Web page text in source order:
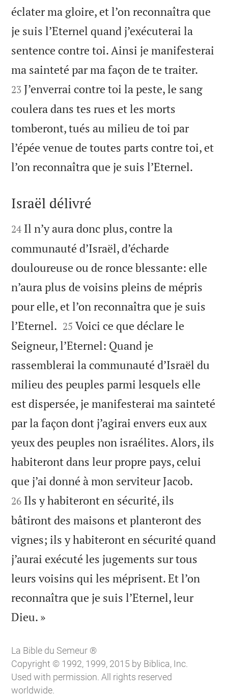
éclater ma gloire, et l’on reconnaîtra que
je suis l’Eternel quand j’exécuterai la
sentence contre toi. Ainsi je manifesterai
ma sainteté par ma façon de te traiter.
23 J’enverrai contre toi la peste, le sang
coulera dans tes rues et les morts
tomberont, tués au milieu de toi par
l’épée venue de toutes parts contre toi, et
l’on reconnaîtra que je suis l’Eternel.

Israël délivré

24 Il n’y aura donc plus, contre la
communauté d’Israël, d’écharde
douloureuse ou de ronce blessante: elle
n’aura plus de voisins pleins de mépris
pour elle, et l’on reconnaîtra que je suis
l’Eternel. 

25 Voici ce que déclare le
Seigneur, l’Eternel: Quand je
rassemblerai la communauté d’Israël du
milieu des peuples parmi lesquels elle
est dispersée, je manifesterai ma sainteté
par la façon dont j’agirai envers eux aux
yeux des peuples non israélites. Alors, ils
habiteront dans leur propre pays, celui
que j’ai donné à mon serviteur Jacob.
26 Ils y habiteront en sécurité, ils
bâtiront des maisons et planteront des
vignes; ils y habiteront en sécurité quand
j’aurai exécuté les jugements sur tous
leurs voisins qui les méprisent. Et l’on
reconnaîtra que je suis l’Eternel, leur
Dieu. »
La Bible du Semeur ®
Copyright © 1992, 1999, 2015 by Biblica, Inc.
Used with permission. All rights reserved
worldwide.